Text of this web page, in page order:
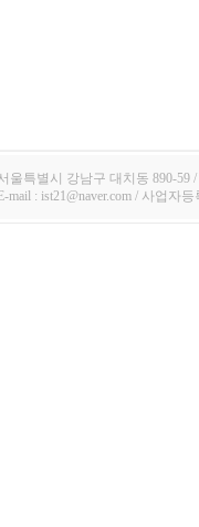
울특별시 강남구 대치동 890-59 /
E-mail : ist21@naver.com / 사업자